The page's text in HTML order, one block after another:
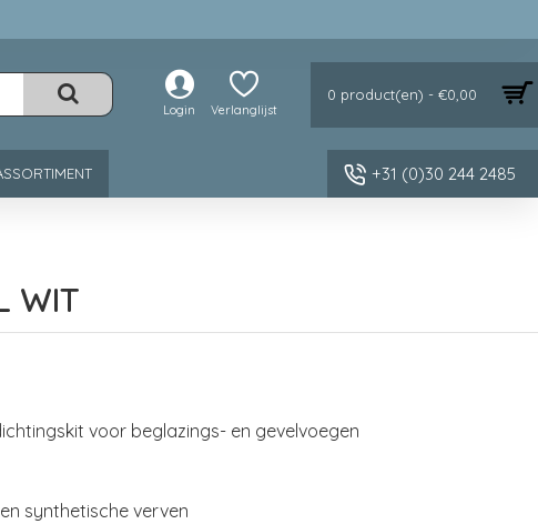
Login Verlanglijst
0 product(en) - €0,00
+31 (0)30 244 2485
WIT
voor beglazings- en gevelvoegen
synthetische verven